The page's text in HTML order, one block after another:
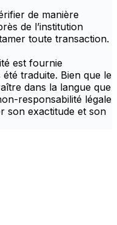
de manière
de l’institution
toute transaction.
est fournie
été traduite. Bien que le
dans la langue que
responsabilité légale
son exactitude et son